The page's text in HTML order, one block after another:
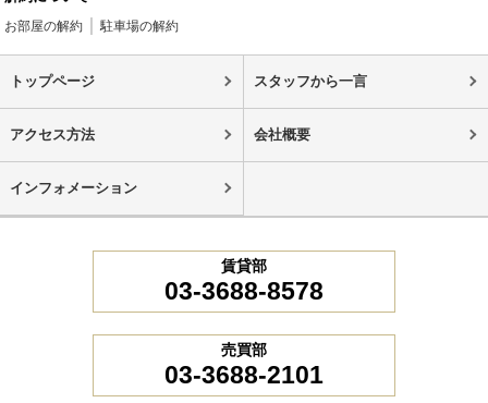
お部屋の解約 駐車場の解約
トップページ スタッフから一言
アクセス方法 会社概要
インフォメーション
賃貸部
03-3688-8578
売買部
03-3688-2101